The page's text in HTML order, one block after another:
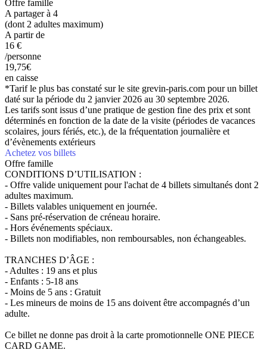
Offre famille
A partager à 4
(dont 2 adultes maximum)
A partir de
16 €
/personne
19,75€
en caisse
*Tarif le plus bas constaté sur le site grevin-paris.com pour un billet
daté sur la période du 2 janvier 2026 au 30 septembre 2026.
Les tarifs sont issus d’une pratique de gestion fine des prix et sont
déterminés en fonction de la date de la visite (périodes de vacances
scolaires, jours fériés, etc.), de la fréquentation journalière et
d’évènements extérieurs
Achetez vos billets
Offre famille
CONDITIONS D’UTILISATION :
- Offre valide uniquement pour l'achat de 4 billets simultanés dont 2
adultes maximum.
- Billets valables uniquement en journée.
- Sans pré-réservation de créneau horaire.
- Hors événements spéciaux.
- Billets non modifiables, non remboursables, non échangeables.
TRANCHES D’ÂGE :
- Adultes : 19 ans et plus
- Enfants : 5-18 ans
- Moins de 5 ans : Gratuit
- Les mineurs de moins de 15 ans doivent être accompagnés d’un
adulte.
Ce billet ne donne pas droit à la carte promotionnelle ONE PIECE
CARD GAME.